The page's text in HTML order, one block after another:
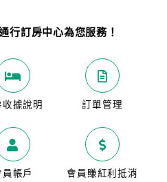
行訂房中心為您服務！
收據說明 訂單管理
員帳戶
會員賺紅利抵消